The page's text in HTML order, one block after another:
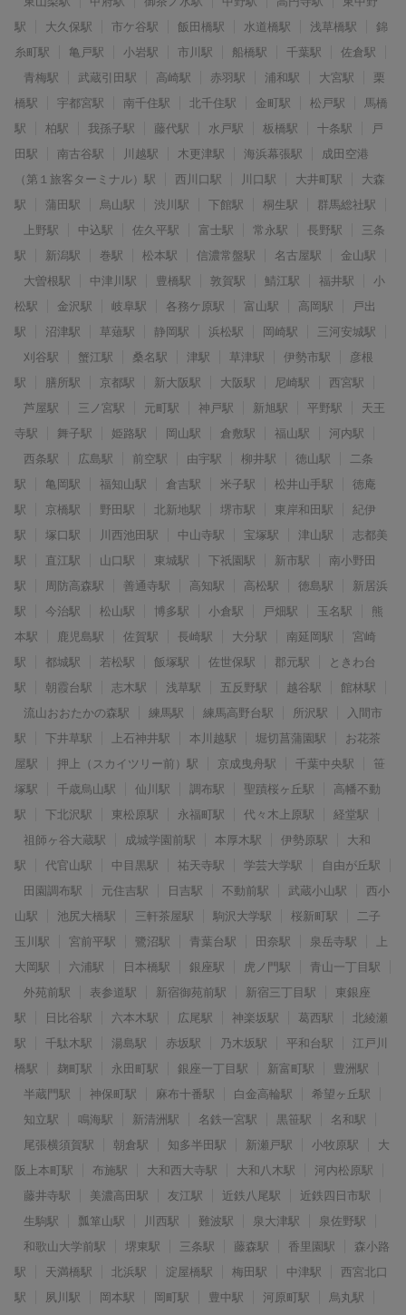
駅
大久保駅 市ケ谷駅 飯田橋駅 水道橋駅 浅草橋駅
錦
糸町駅
亀戸駅 小岩駅 市川駅 船橋駅 千葉駅
佐倉駅
青梅駅
武蔵引田駅 高崎駅 赤羽駅 浦和駅 大宮駅
栗
橋駅
宇都宮駅 南千住駅 北千住駅 金町駅 松戸駅
馬橋
駅
柏駅 我孫子駅 藤代駅 水戸駅 板橋駅 十条駅
戸
田駅
南古谷駅 川越駅 木更津駅 海浜幕張駅
成田空港
（第１旅客ターミナル）駅
西川口駅 川口駅 大井町駅
大森
駅
蒲田駅 烏山駅 渋川駅 下館駅 桐生駅
群馬総社駅
上野駅
中込駅 佐久平駅 富士駅 常永駅 長野駅
三条
駅
新潟駅 巻駅 松本駅 信濃常盤駅 名古屋駅
金山駅
大曽根駅
中津川駅 豊橋駅 敦賀駅 鯖江駅 福井駅
小
松駅
金沢駅 岐阜駅 各務ケ原駅 富山駅 高岡駅
戸出
駅
沼津駅 草薙駅 静岡駅 浜松駅 岡崎駅
三河安城駅
刈谷駅
蟹江駅 桑名駅 津駅 草津駅 伊勢市駅
彦根
駅
膳所駅 京都駅 新大阪駅 大阪駅 尼崎駅
西宮駅
芦屋駅
三ノ宮駅 元町駅 神戸駅 新旭駅 平野駅
天王
寺駅
舞子駅 姫路駅 岡山駅 倉敷駅 福山駅
河内駅
西条駅
広島駅 前空駅 由宇駅 柳井駅 徳山駅
二条
駅
亀岡駅 福知山駅 倉吉駅 米子駅 松井山手駅
徳庵
駅
京橋駅 野田駅 北新地駅 堺市駅 東岸和田駅
紀伊
駅
塚口駅 川西池田駅 中山寺駅 宝塚駅 津山駅
志都美
駅
直江駅 山口駅 東城駅 下祇園駅 新市駅
南小野田
駅
周防高森駅 善通寺駅 高知駅 高松駅 徳島駅
新居浜
駅
今治駅 松山駅 博多駅 小倉駅 戸畑駅 玉名駅
熊
本駅
鹿児島駅 佐賀駅 長崎駅 大分駅 南延岡駅
宮崎
駅
都城駅 若松駅 飯塚駅 佐世保駅 郡元駅
ときわ台
駅
朝霞台駅 志木駅 浅草駅 五反野駅 越谷駅
館林駅
流山おおたかの森駅
練馬駅 練馬高野台駅 所沢駅
入間市
駅
下井草駅 上石神井駅 本川越駅 堀切菖蒲園駅
お花茶
屋駅
押上（スカイツリー前）駅 京成曳舟駅 千葉中央駅
笹
塚駅
千歳烏山駅 仙川駅 調布駅 聖蹟桜ヶ丘駅
高幡不動
駅
下北沢駅 東松原駅 永福町駅 代々木上原駅
経堂駅
祖師ヶ谷大蔵駅
成城学園前駅 本厚木駅 伊勢原駅
大和
駅
代官山駅 中目黒駅 祐天寺駅 学芸大学駅
自由が丘駅
田園調布駅
元住吉駅 日吉駅 不動前駅 武蔵小山駅
西小
山駅
池尻大橋駅 三軒茶屋駅 駒沢大学駅 桜新町駅
二子
玉川駅
宮前平駅 鷺沼駅 青葉台駅 田奈駅 泉岳寺駅
上
大岡駅
六浦駅 日本橋駅 銀座駅 虎ノ門駅
青山一丁目駅
外苑前駅
表参道駅 新宿御苑前駅 新宿三丁目駅
東銀座
駅
日比谷駅 六本木駅 広尾駅 神楽坂駅 葛西駅
北綾瀬
駅
千駄木駅 湯島駅 赤坂駅 乃木坂駅 平和台駅
江戸川
橋駅
麹町駅 永田町駅 銀座一丁目駅 新富町駅
豊洲駅
半蔵門駅
神保町駅 麻布十番駅 白金高輪駅
希望ヶ丘駅
知立駅
鳴海駅 新清洲駅 名鉄一宮駅 黒笹駅
名和駅
尾張横須賀駅
朝倉駅 知多半田駅 新瀬戸駅 小牧原駅
大
阪上本町駅
布施駅 大和西大寺駅 大和八木駅
河内松原駅
藤井寺駅
美濃高田駅 友江駅 近鉄八尾駅
近鉄四日市駅
生駒駅
瓢箪山駅 川西駅 難波駅 泉大津駅
泉佐野駅
和歌山大学前駅
堺東駅 三条駅 藤森駅 香里園駅
森小路
駅
天満橋駅 北浜駅 淀屋橋駅 梅田駅 中津駅
西宮北口
駅
夙川駅 岡本駅 岡町駅 豊中駅 河原町駅
烏丸駅